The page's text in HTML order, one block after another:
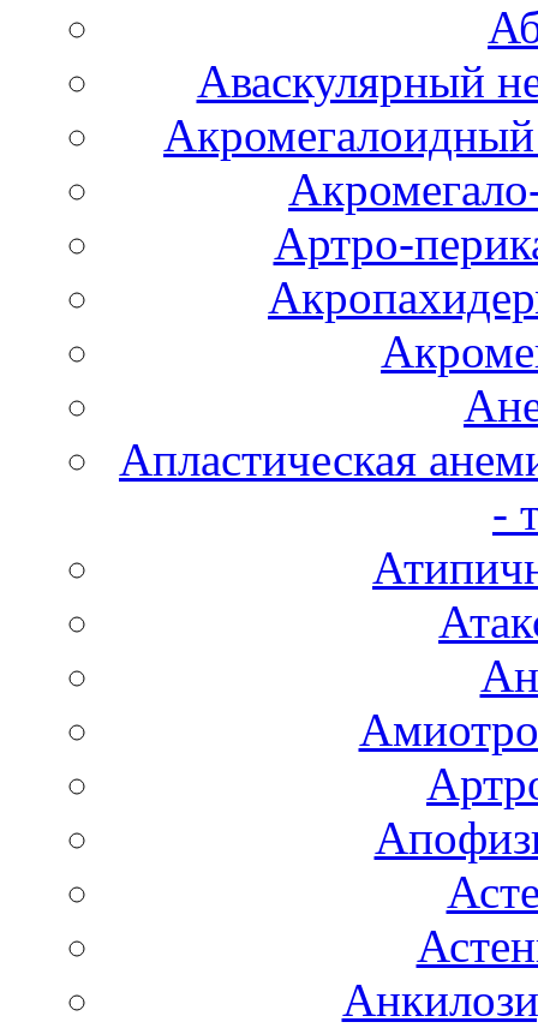
Аваскулярный
Акромегалоидный
Артро-
Апластическая
-